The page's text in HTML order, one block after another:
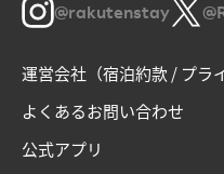
@rakutenstay
運営会社（宿泊約款 / プラ
よくあるお問い合わせ
公式アプリ